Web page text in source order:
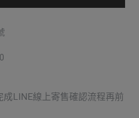
LINE線上寄售確認流程再前